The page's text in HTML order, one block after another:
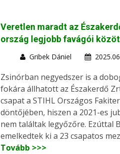
Veretlen maradt az
ország legjobb favágói
Gribek Dániel
Zsinórban negyedszer is a
fokára állhatott az Északerdő
csapat a STIHL Országos
döntőjében, hiszen a 2021-es
nem találtak legyőzőre. Ezúttal
emelkedtek ki a 23 csapatos
Tovább >>>